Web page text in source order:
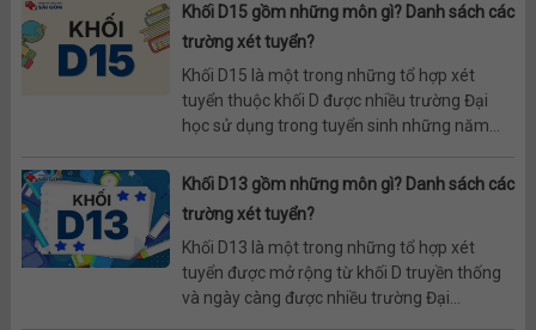
Khối D15 gồm những môn gì? Danh sách các
trường xét tuyển?
Khối D15 là một trong những tổ hợp xét
tuyển thuộc khối D được nhiều trường Đại
học sử dụng trong tuyển sinh những năm...
Khối D13 gồm những môn gì? Danh sách các
trường xét tuyển?
Khối D13 là một trong những tổ hợp xét
tuyển được mở rộng từ khối D truyền thống
và ngày càng được nhiều trường Đại...